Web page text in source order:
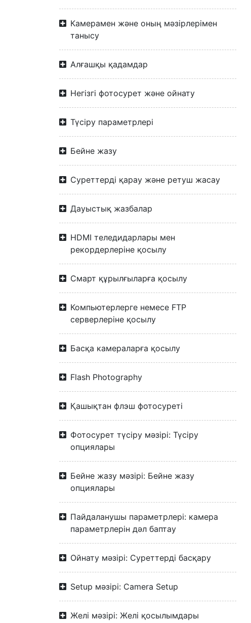
Камерамен және оның мәзірлерімен
танысу
Алғашқы қадамдар
Негізгі фотосурет және ойнату
Түсіру параметрлері
Бейне жазу
Суреттерді қарау және ретуш жасау
Дауыстық жазбалар
HDMI теледидарлары мен
рекордерлеріне қосылу
Смарт құрылғыларға қосылу
Компьютерлерге немесе FTP
серверлеріне қосылу
Басқа камераларға қосылу
Flash Photography
Қашықтан флэш фотосуреті
Фотосурет түсіру мәзірі: Түсіру
опциялары
Бейне жазу мәзірі: Бейне жазу
опциялары
Пайдаланушы параметрлері: камера
параметрлерін дәл баптау
Ойнату мәзірі: Суреттерді басқару
Setup мәзірі: Camera Setup
Желі мәзірі: Желі қосылымдары